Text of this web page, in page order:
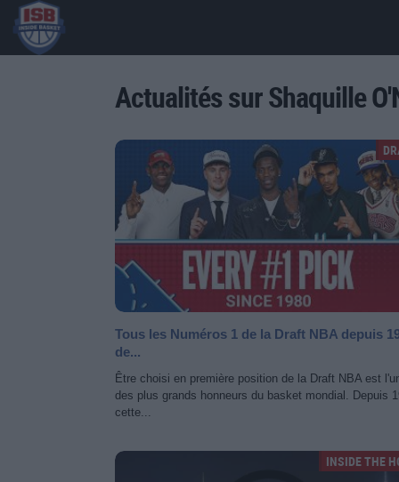
Actualités sur Shaquille
Tous les Numéros 1 de la Draft NBA depuis
de...
Être choisi en première position de la Draft NBA est
des plus grands honneurs du basket mondial. Depuis
cette...
INSIDE THE